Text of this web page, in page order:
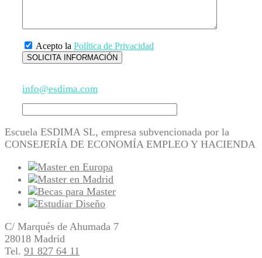
Acepto la Política de Privacidad
info@esdima.com
Escuela ESDIMA SL, empresa subvencionada por la
CONSEJERÍA DE ECONOMÍA EMPLEO Y HACIENDA
C/ Marqués de Ahumada 7
28018 Madrid
Tel. 91 827 64 11